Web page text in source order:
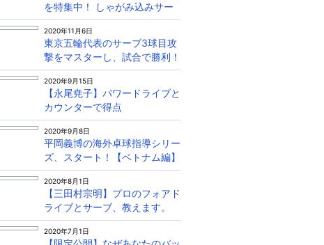
を特集中！ しゃがみ込みサー
ブは必見！
2020年11月6日
東京五輪代表のサーブ3球目攻
撃をマスターし、試合で勝利！
2020年9月15日
【永尾尭子】パワードライブと
カウンターで得点
2020年9月8日
平岡義博の海外卓球指導シリー
ズ、スタート！【ベトナム編】
2020年8月1日
【三田村宗明】プロのフォアド
ライブとサーブ、教えます。
2020年7月1日